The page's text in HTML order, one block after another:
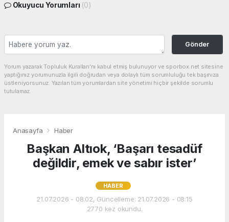
Okuyucu Yorumları (0)
Gönder
Yorum yazarak Topluluk Kuralları’nı kabul etmiş bulunuyor ve sporbox.net sitesine
yaptığınız yorumunuzla ilgili doğrudan veya dolaylı tüm sorumluluğu tek başınıza
üstleniyorsunuz. Yazılan tüm yorumlardan site yönetimi hiçbir şekilde sorumlu
tutulamaz.
Anasayfa Haber
Başkan Altıok, ‘Başarı tesadüf
değildir, emek ve sabır ister’
HABER
21.07.2026 - 08:02, Güncelleme: 21.07.2026 - 08:15
2770 kez okundu.